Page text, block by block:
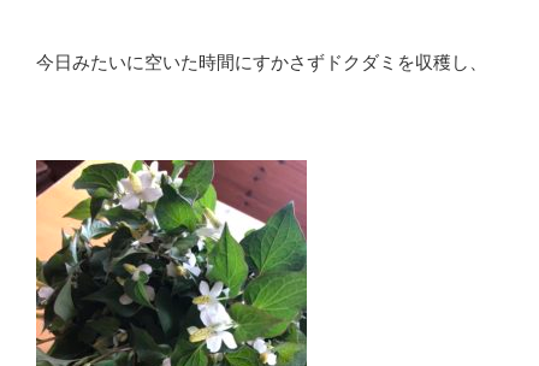
今日みたいに空いた時間にすかさずドクダミを収穫し、